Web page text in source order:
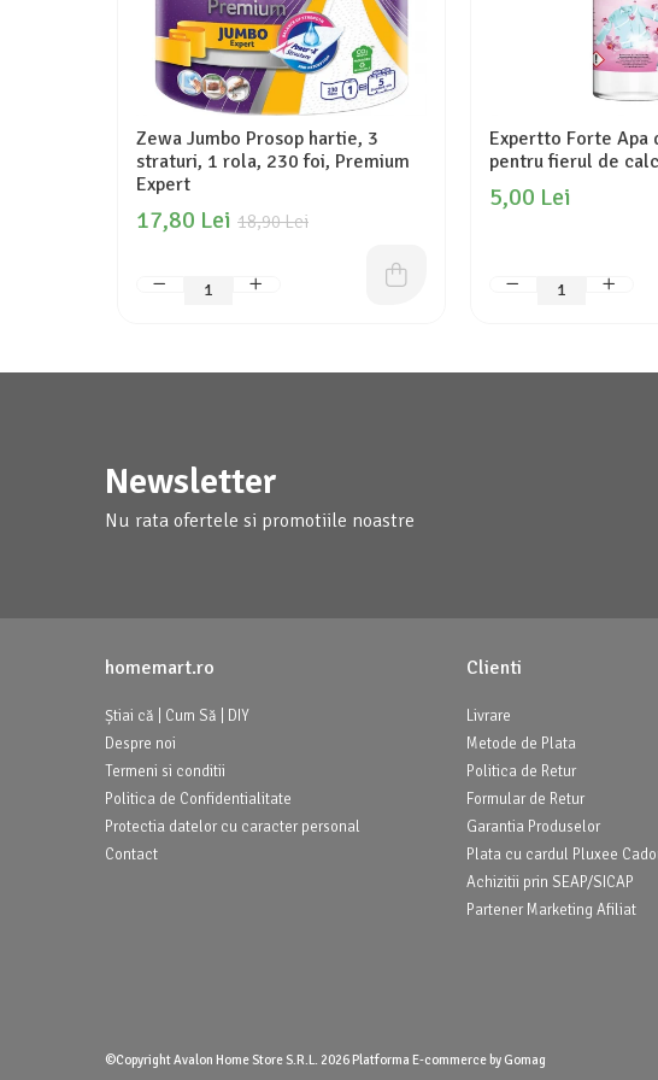
Zewa Jumbo Prosop hartie, 3
straturi, 1 rola, 230 foi, Premium
Expert
18,90 Lei
17,80 Lei
Expertto Forte Apa
pentru fierul de
5,00 Lei
Newsletter
Nu rata ofertele si promotiile noastre
homemart.ro
Știai că | Cum Să | DIY
Despre noi
Termeni si conditii
Politica de Confidentialitate
Protectia datelor cu caracter personal
Contact
Clienti
Livrare
Metode de Plata
Politica de Retur
Formular de Retur
Garantia Produselor
Plata cu cardul Pluxee
Achizitii prin SEAP/SICAP
Partener Marketing Afiliat
©Copyright Avalon Home Store S.R.L. 2026 Platforma E-commerce by Gomag